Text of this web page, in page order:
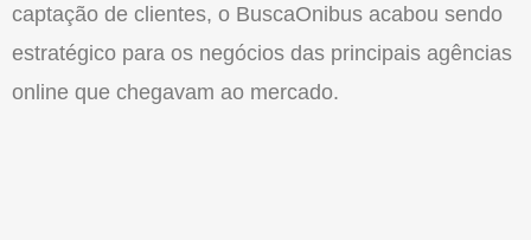
captação de clientes, o BuscaOnibus acabou sendo
estratégico para os negócios das principais agências
online que chegavam ao mercado.